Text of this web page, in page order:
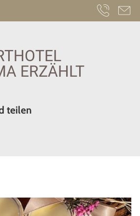
GESCHICHTEN
ERZÄHLT
teilen